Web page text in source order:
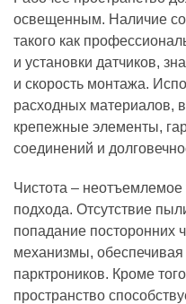
освещенным. Наличие
такого как
и установки датчиков,
и скорость монтажа.
расходных материалов,
крепежные элементы,
соединений и
Чистота –
подхода. Отсутствие
попадание посторонних
механизмы, обеспечивая
парктроников. Кроме
пространство